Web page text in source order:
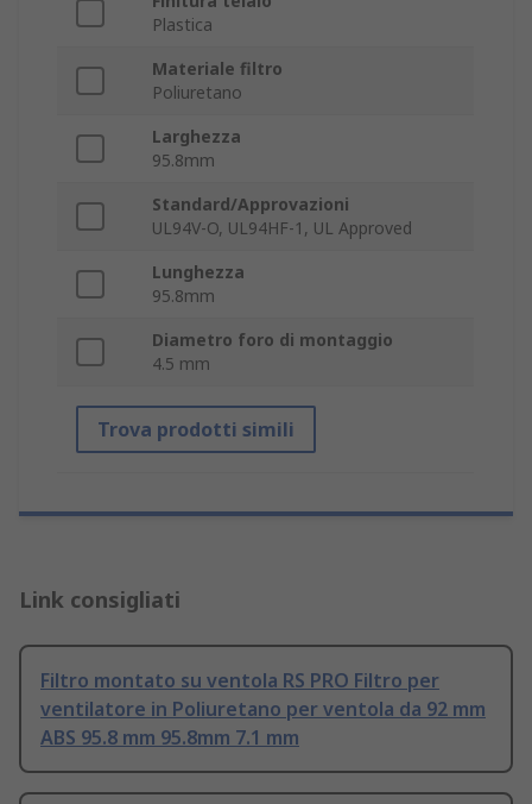
Plastica
Materiale filtro
Poliuretano
Larghezza
95.8mm
Standard/Approvazioni
UL94V-O, UL94HF-1, UL Approved
Lunghezza
95.8mm
Diametro foro di montaggio
4.5 mm
Trova prodotti simili
Link consigliati
Filtro montato su ventola RS PRO Filtro per
ventilatore in Poliuretano per ventola da 92 mm
ABS 95.8 mm 95.8mm 7.1 mm